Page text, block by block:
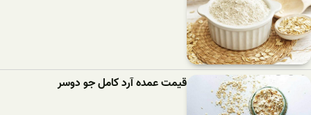
قیمت عمده آرد کامل جو دوسر